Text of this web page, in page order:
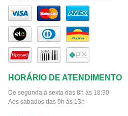
HORÁRIO DE ATENDIMENTO
De segunda à sexta das 8h às 18:30
Aos sábados das 9h às 13h